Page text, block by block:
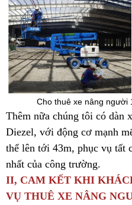
Cho thuê xe nâng người
Thêm nữa chúng tôi có dàn
Diezel, với động cơ mạnh
thể lên tới 43m, phục vụ tất
nhất của công trường.
II, CAM KẾT KHI
VỤ THUÊ XE NÂNG